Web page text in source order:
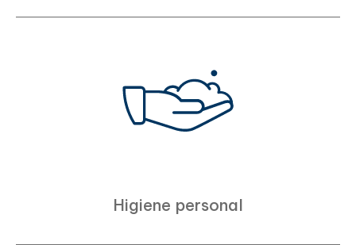
Higiene personal